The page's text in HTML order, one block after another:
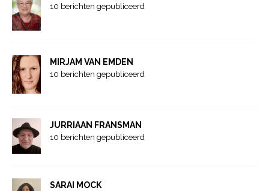
10 berichten gepubliceerd
MIRJAM VAN EMDEN
10 berichten gepubliceerd
JURRIAAN FRANSMAN
10 berichten gepubliceerd
SARAI MOCK